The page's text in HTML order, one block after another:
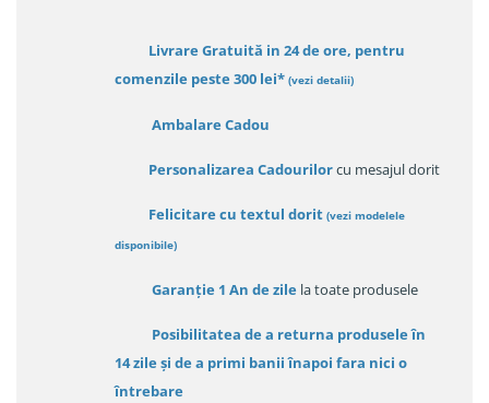
Livrare Gratuită in 24 de ore, pentru
comenzile peste 300 lei* (vezi detalii)
Ambalare Cadou
Personalizarea Cadourilorcu mesajul dorit
Felicitare cu textul dorit (vezi modelele
disponibile)
Garanție 1 An de zile la toate produsele
Posibilitatea de a returna produsele în
14 zileși de a primi banii înapoi fara nici o
întrebare